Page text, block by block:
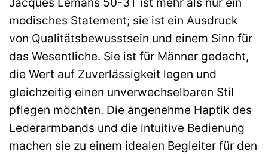
modisches Statement; sie ist ein Ausdruck
von Qualitätsbewusstsein und einem Sinn für
das Wesentliche. Sie ist für Männer gedacht,
die Wert auf Zuverlässigkeit legen und
gleichzeitig einen unverwechselbaren Stil
pflegen möchten. Die angenehme Haptik des
Lederarmbands und die intuitive Bedienung
machen sie zu einem idealen Begleiter für den